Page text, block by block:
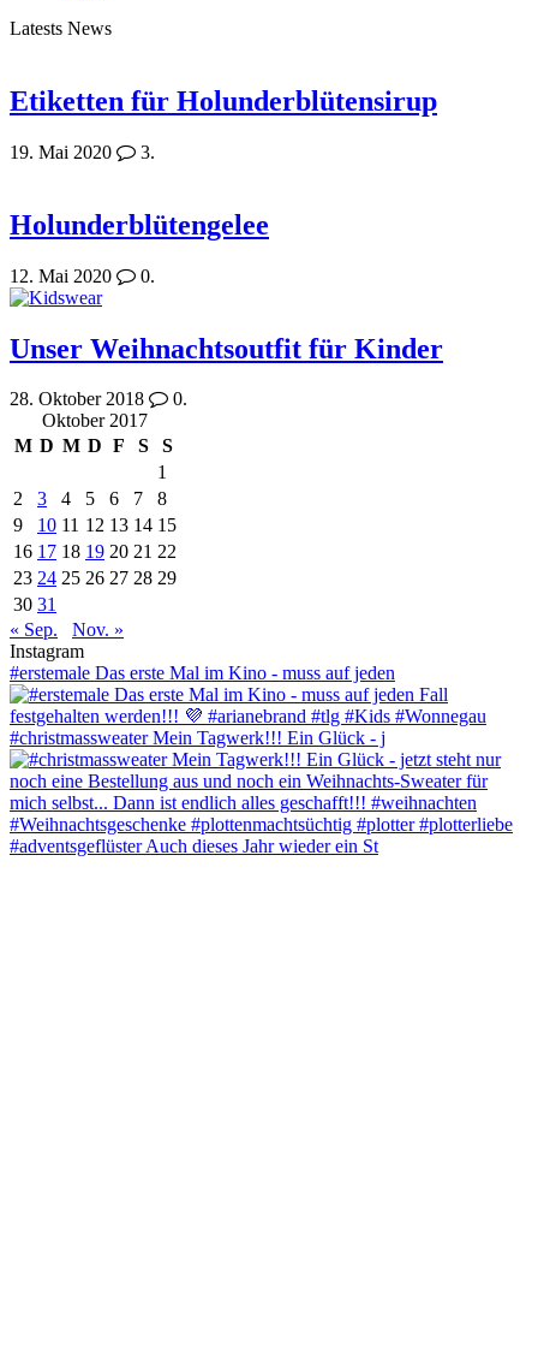
Latests News
Etiketten für Holunderblütensirup
19. Mai 2020 3.
Holunderblütengelee
12. Mai 2020 0.
Unser Weihnachtsoutfit für Kinder
28. Oktober 2018
0.
Oktober 2017
M D M D F S
S
1
2
3 4 5 6 7
8
9
10 11 12 13 14 15
16 17 18 19 20 21 22
23 24 25 26 27 28 29
30 31
« Sep.
Nov. »
Instagram
#erstemale Das erste Mal im Kino - muss auf jeden
#christmassweater Mein Tagwerk!!! Ein Glück - j
#adventsgeflüster Auch dieses Jahr wieder ein St